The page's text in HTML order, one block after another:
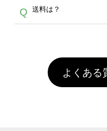
からご利用頂
年間です。【
文回数により
頂いても、ロ
クにカウント
といって、プ
を塗布してお
害な性質で、
お手数ですが
していただけ
通常注文・直
A
ません。いず
像
Q 送料は？
引」などによ
場合は送料が
い。
よくある